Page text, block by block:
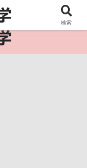
。
検索